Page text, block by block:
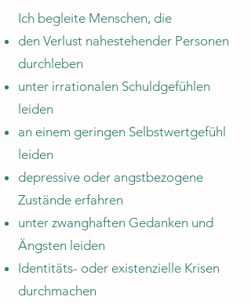
Ich begleite Menschen, die
den Verlust nahestehender Personen
durchleben
unter irrationalen Schuldgefühlen
leiden
an einem geringen Selbstwertgefühl
leiden
depressive oder angstbezogene
Zustände erfahren
unter zwanghaften Gedanken und
Ängsten leiden
Identitäts- oder existenzielle Krisen
durchmachen